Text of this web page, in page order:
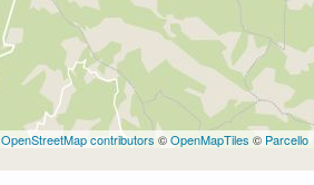
OpenStreetMap contributors ©OpenMapTiles © Parcello